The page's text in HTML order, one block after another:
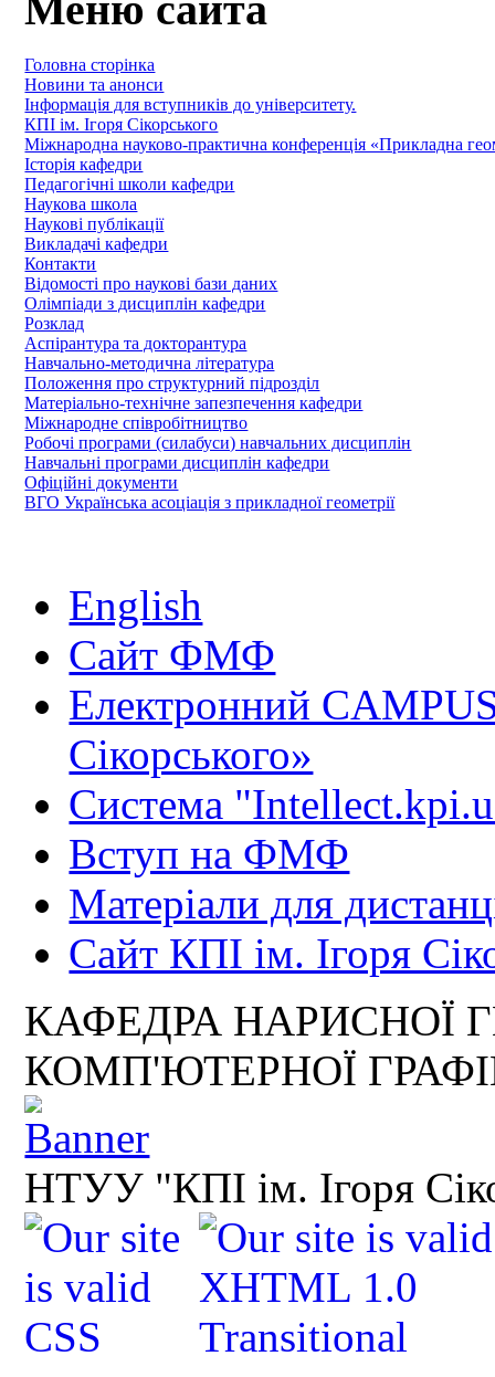
Головна сторінка
Новини та анонси
Інформація для вступників до університету.
КПІ ім. Ігоря Сікорського
Міжнародна науково-практична конференція «Прикладна
Історія кафедри
Педагогічні школи кафедри
Наукова школа
Наукові публікації
Викладачі кафедри
Контакти
Відомості про наукові бази даних
Олімпіади з дисциплін кафедри
Розклад
Аспірантура та докторантура
Навчально-методична література
Положення про структурний підрозділ
Матеріально-технічне запезпечення кафедри
Міжнародне співробітництво
Робочі програми (силабуси) навчальних дисциплін
Навчальні програми дисциплін кафедри
Офіційні документи
ВГО Українська асоціація з прикладної геометрії
English
Сайт ФМФ
Електронний
Сікорського»
Система
Вступ на ФМФ
Матеріали для
Сайт КПІ ім. Ігоря
КАФЕДРА НАРИСНОЇ
КОМП'ЮТЕРНОЇ
НТУУ "КПІ ім. Ігоря